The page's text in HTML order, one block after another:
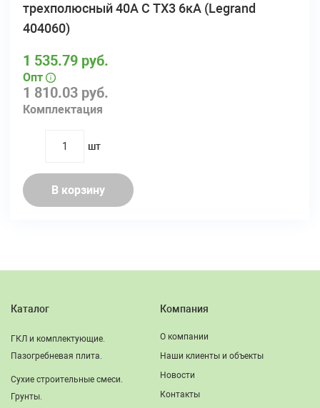
трехполюсный 40А C TX3 6кА (Legrand
404060)
1 810.03 руб.
Комплектация
1 535.79 руб.
Опт
quantity
шт
В корзину
Каталог
ГКЛ и комплектующие.
Пазогребневая плита.
Сухие строительные смеси.
Грунты.
Компания
О компании
Наши клиенты и объекты
Новости
Контакты